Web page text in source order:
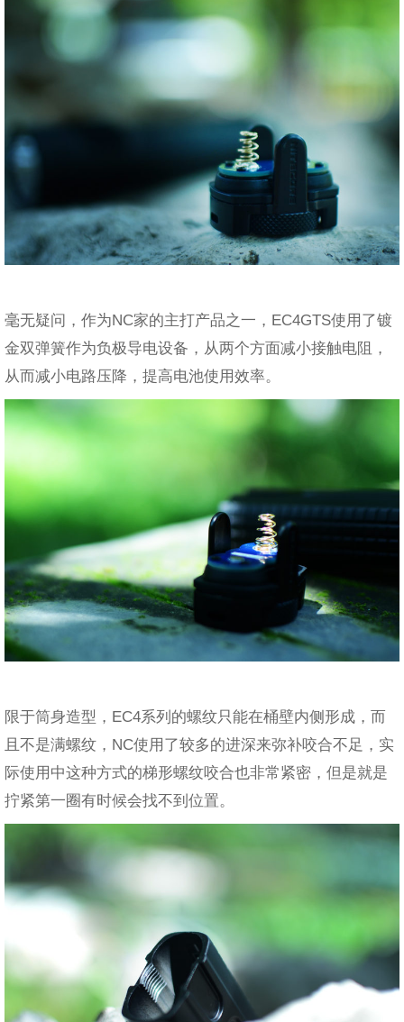
毫无疑问，作为NC家的主打产品之一，EC4GTS使用了镀
金双弹簧作为负极导电设备，从两个方面减小接触电阻，
从而减小电路压降，提高电池使用效率。
限于筒身造型，EC4系列的螺纹只能在桶壁内侧形成，而
且不是满螺纹，NC使用了较多的进深来弥补咬合不足，实
际使用中这种方式的梯形螺纹咬合也非常紧密，但是就是
拧紧第一圈有时候会找不到位置。